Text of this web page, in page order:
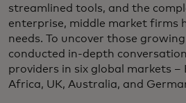
streamlined tools, and the
enterprise, middle market firms
needs. To uncover those
conducted in-depth
providers in six global markets –
Africa, UK, Australia, and